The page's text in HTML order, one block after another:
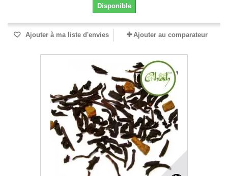
Disponible
Ajouter à ma liste d'envies Ajouter au comparateur